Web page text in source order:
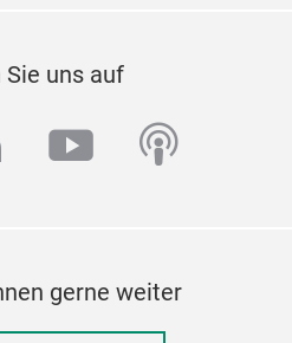
Sie uns auf
youtube
gerne weiter